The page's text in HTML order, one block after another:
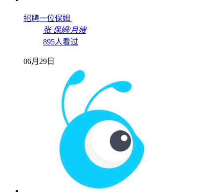
招聘一位保姆
张 保姆/月嫂
895人看过
06月29日